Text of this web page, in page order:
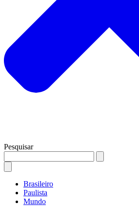
Pesquisar
Brasileiro
Paulista
Mundo